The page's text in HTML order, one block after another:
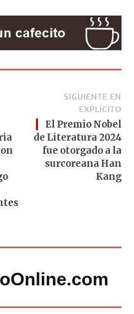
SIGUIENTE EN
EXPLÍCITO
El Premio Nobel
de Literatura 2024
fue otorgado a la
surcoreana Han
Kang